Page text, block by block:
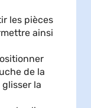
les pièces
ainsi
de la
la